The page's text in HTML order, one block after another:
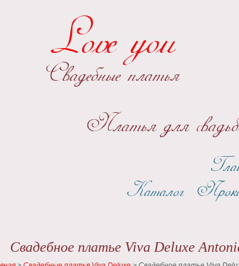
Love you
Свадебные платья
Платья для
Каталог
Свадебное платье Viva Deluxe